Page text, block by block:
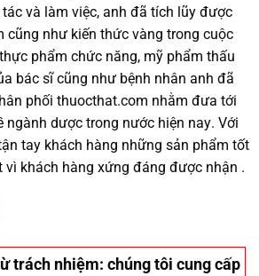
và làm việc, anh đã tích lũy được
cũng như kiến thức vàng trong cuộc
thực phẩm chức năng, mỹ phẩm thấu
bác sĩcũng như bệnh nhân anh đã
phối thuocthat.com nhằm đưa tới
ngành dược trong nước hiện nay. Với
tay khách hàng những sản phẩm tốt
vì khách hàng xứng đáng được nhận .
trách nhiệm: chúng tôi cung cấp